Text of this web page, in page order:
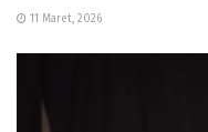
11 Maret, 2026